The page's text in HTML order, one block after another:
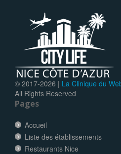
© 2017-2026 | La Clinique du
All Rights Reserved
Pages
Accueil
Liste des établissements
Restaurants Nice